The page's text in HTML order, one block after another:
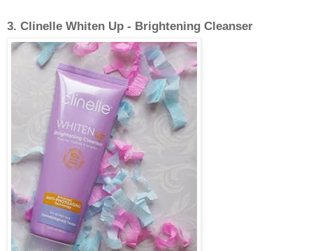
3. Clinelle Whiten Up - Brightening Cleanser